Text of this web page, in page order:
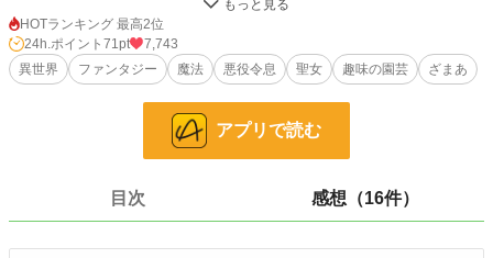
「ぼ、僕は悪くない！ だいたいそいつが！ ローズが悪いんだ！」
「王子、こんなやつのいう事をきいてやる必要はありません！ この場で処刑し
ましょう！」
僕、ルパート１７歳は抵抗むなしく毒杯を飲まされてしまい、命を失った。
そこで目が覚めた。僕は現在９歳。今のは一体なんなのか。もしかして僕の未
来？ 冗談じゃない、何とか回避しなければ！！
小説 13,516 位 / 228,850 件
HOTランキング 最高2位
24h.ポイント 71pt
7,743
異世界
ファンタジー 魔法 悪役令息 聖女 趣味の園芸 ざまあ
アプリで読む
目次 感想（16件）